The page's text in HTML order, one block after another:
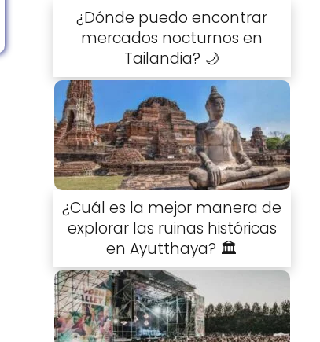
¿Dónde puedo encontrar
mercados nocturnos en
Tailandia? 🌙
¿Cuál es la mejor manera de
explorar las ruinas históricas
en Ayutthaya? 🏛️